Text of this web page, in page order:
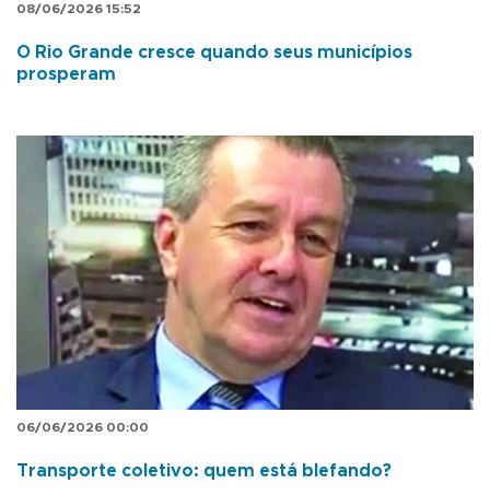
08/06/2026 15:52
O Rio Grande cresce quando seus municípios
prosperam
06/06/2026 00:00
Transporte coletivo: quem está blefando?